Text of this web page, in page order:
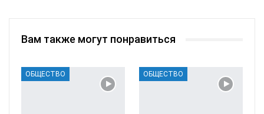
Вам также могут понравиться
ОБЩЕСТВО ОБЩЕСТВО